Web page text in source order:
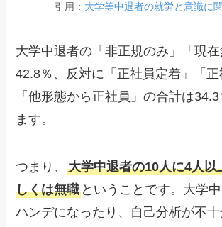
引用： 大学等中退者の就労と意識に
大学中退者の「非正規のみ」「現
42.8％、反対に「正社員定着」「正
「他形態から正社員」の合計は
ます。
つまり、大学中退者の10人に4人以
しくは無職 ということです。大学
ハンデになったり、自己分析が不